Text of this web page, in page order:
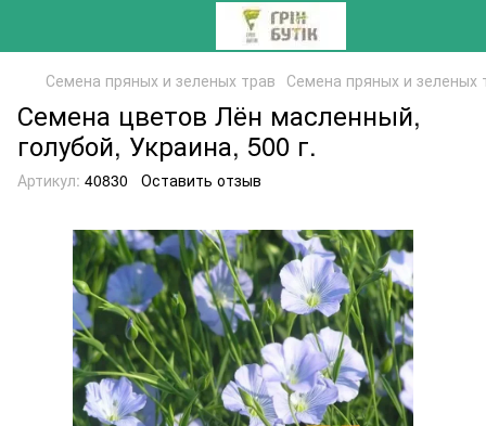
Семена пряных и зеленых трав Семена пряных и зеленых
Семена цветов Лён масленный,
голубой, Украина, 500 г.
Артикул: 40830 Оставить отзыв